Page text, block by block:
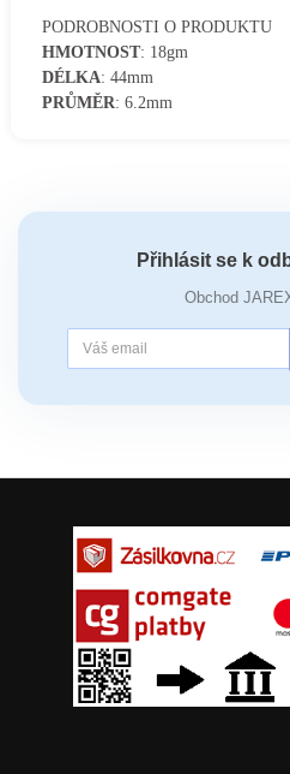
PODROBNOSTI O PRODUKTU
HMOTNOST: 18gm
DÉLKA: 44mm
PRŮMĚR: 6.2mm
Přihlásit se k
Obchod